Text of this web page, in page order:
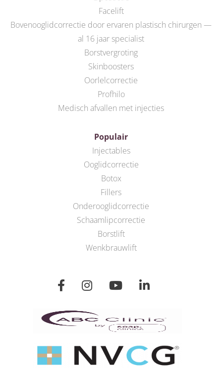
Facelift
Bovenooglidcorrectie door ervaren plastisch chirurgen —
al 16 jaar specialist
Borstvergroting
Skinboosters
Oorlelcorrectie
Profhilo
Medisch afvallen met injecties
Populair
Injectables
Ooglidcorrectie
Botox
Fillers
Onderooglidcorrectie
Schaamlipcorrectie
Borstlift
Wenkbrauwlift